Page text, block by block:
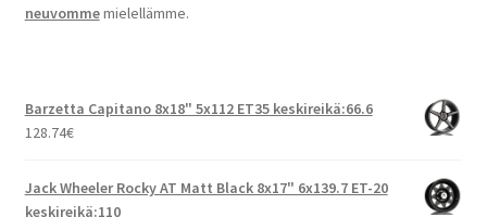
neuvommemielellämme.
Barzetta Capitano 8x18" 5x112 ET35 keskireikä:66.6
128.74€
Jack Wheeler Rocky AT Matt Black 8x17" 6x139.7 ET-20
keskireikä:110